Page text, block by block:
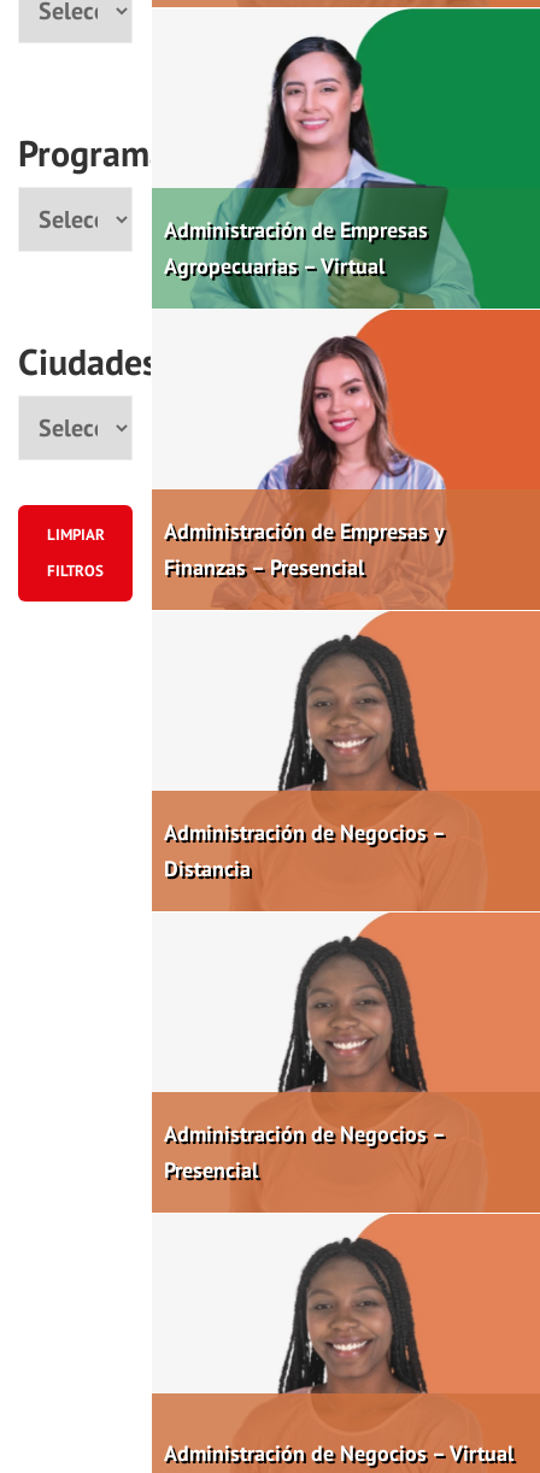
Programas
Ciudades
LIMPIAR
FILTROS
Administración de Empresas
Agropecuarias – Virtual
Administración de Empresas y
Finanzas – Presencial
Administración de Negocios –
Distancia
Administración de Negocios –
Presencial
Administración de Negocios – Virtual